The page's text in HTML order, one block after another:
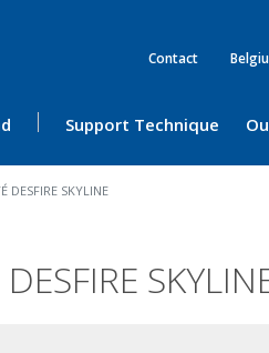
Contact
Support Technique
DESFIRE SKYLINE